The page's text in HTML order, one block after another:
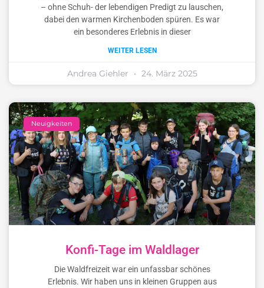
– ohne Schuh- der lebendigen Predigt zu lauschen,
dabei den warmen Kirchenboden spüren. Es war
ein besonderes Erlebnis in dieser
WEITER LESEN
Andrea Giehler 24. März 2025
Neuigkeiten
Konfi-Tage im Waldlager
Die Waldfreizeit war ein unfassbar schönes
Erlebnis. Wir haben uns in kleinen Gruppen aus